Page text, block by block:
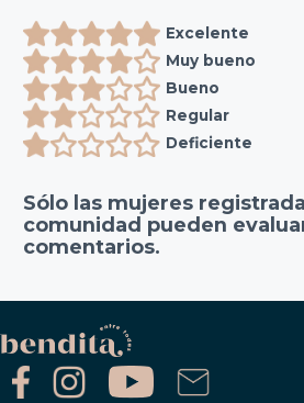
Excelente
Muy bueno
Bueno
Regular
Deficiente
Sólo las mujeres
comunidad pueden
comentarios.